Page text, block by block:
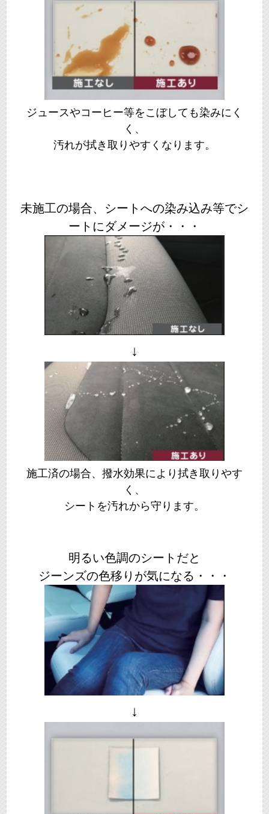
ジュースやコーヒー等をこぼしても染みにく
く、
汚れが拭き取りやすくなります。
未施工の場合、シートへの染み込み等でシ
ートにダメージが・・・
↓
施工済の場合、撥水効果により拭き取りやす
く、
シートを汚れから守ります。
明るい色調のシートだと
ジーンズの色移りが気になる・・・
↓